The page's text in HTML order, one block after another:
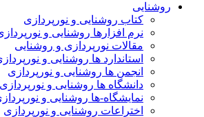
روشنایی
کتاب روشنایی و نورپردازی
نرم افزارها روشنایی و نورپردازی
مقالات نورپردازی و روشنایی
استاندارد ها روشنایی و نورپردازی
انجمن ها روشنایی و نورپردازی
دانشگاه ها روشنایی و نورپردازی
نمایشگاه-ها روشنایی و نورپردازی
اختراعات روشنایی و نورپردازی